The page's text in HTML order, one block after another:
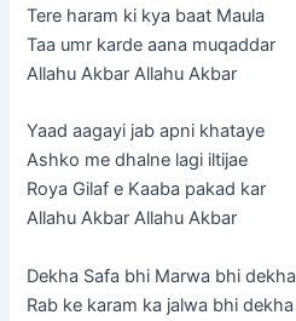
Tere haram ki kya baat Maula
Taa umr karde aana muqaddar
Allahu Akbar Allahu Akbar
Yaad aagayi jab apni khataye
Ashko me dhalne lagi iltijae
Roya Gilaf e Kaaba pakad kar
Allahu Akbar Allahu Akbar
Dekha Safa bhi Marwa bhi dekha
Rab ke karam ka jalwa bhi dekha